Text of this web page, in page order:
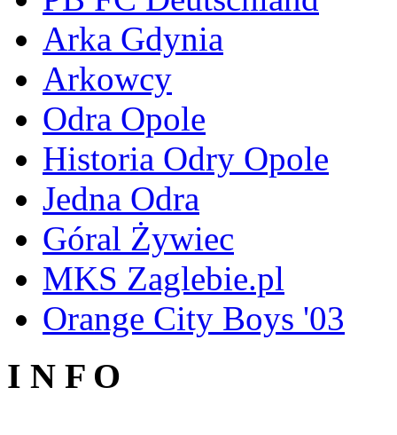
Arka Gdynia
Arkowcy
Odra Opole
Historia Odry Opole
Jedna Odra
Góral Żywiec
MKS Zaglebie.pl
Orange City Boys '03
I N F O